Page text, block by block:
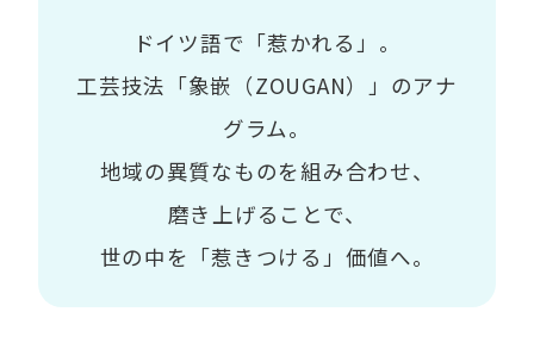
ドイツ語で「惹かれる」。
工芸技法「象嵌（ZOUGAN）」のアナ
グラム。
地域の異質なものを組み合わせ、
磨き上げることで、
世の中を「惹きつける」価値へ。